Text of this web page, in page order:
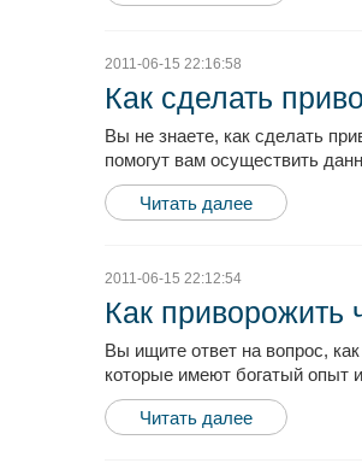
2011-06-15 22:16:58
Как сделать
Вы не знаете, как сделать
помогут вам осуществить
Читать далее
2011-06-15 22:12:54
Как приворожить
Вы ищите ответ на вопрос,
которые имеют богатый опыт
Читать далее